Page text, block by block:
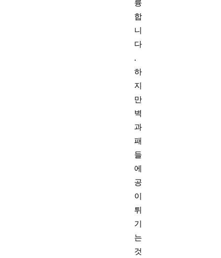
륭
합
니
다
.
하
지
만
벽
과
패
들
에
공
이
튀
기
는
것